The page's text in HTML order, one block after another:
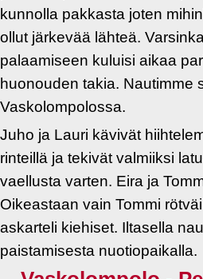
kunnolla pakkasta joten
ollut järkevää lähteä.
palaamiseen kuluisi aikaa
huonouden takia. Nautimme
Vaskolompolossa.
Juho ja Lauri kävivät
rinteillä ja tekivät valmiiksi
vaellusta varten. Eira ja
Oikeastaan vain Tommi
askarteli kiehiset. Iltasella
paistamisesta nuotiopaikalla.